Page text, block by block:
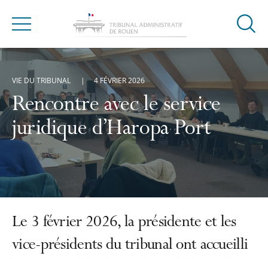
Menu
Ouvrir
de
Rencontre avec le service
juridique d’Haropa Port
VIE DU TRIBUNAL 4 FÉVRIER 2026
Le 3 février 2026, la présidente et les
vice-présidents du tribunal ont accueilli